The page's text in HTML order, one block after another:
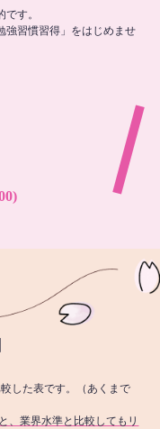
す。
強習慣習得」をはじめませ
した表です。（あくまで
、業界水準と比較してもリ